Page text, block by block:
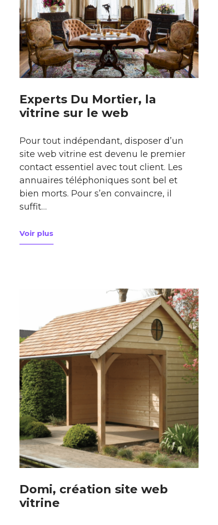
Experts Du Mortier, la
vitrine sur le web
Pour tout indépendant, disposer d’un
site web vitrine est devenu le premier
contact essentiel avec tout client. Les
annuaires téléphoniques sont bel et
bien morts. Pour s’en convaincre, il
suffit…
Voir plus
à propos de Experts Du Mortier, la vitrine sur le
Domi, création site web
vitrine